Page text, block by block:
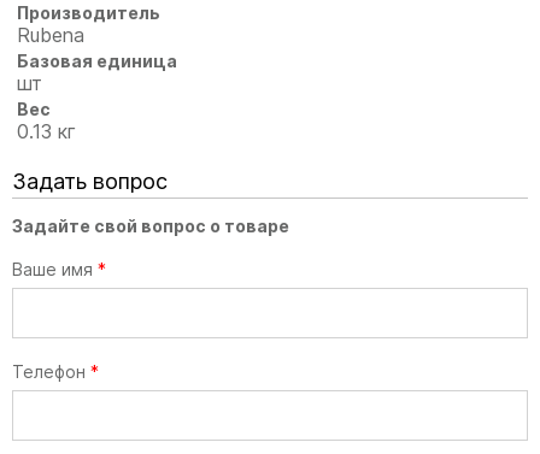
Производитель
Rubena
Базовая единица
шт
Вес
0.13 кг
Задать вопрос
Задайте свой вопрос о товаре
Ваше имя *
Телефон *